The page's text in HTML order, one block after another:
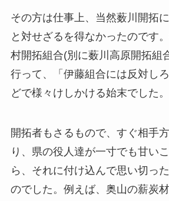
その方は仕事上、当然薮川開拓
と対せざるを得なかったのです
村開拓組合(別に薮川高原開拓組
行って、「伊藤組合には反対し
どで様々けしかける始末でした。
開拓者もさるもので、すぐ相手
り、県の役人達が一寸でも甘い
ら、それに付け込んで思い切っ
のでした。例えば、奥山の薪炭